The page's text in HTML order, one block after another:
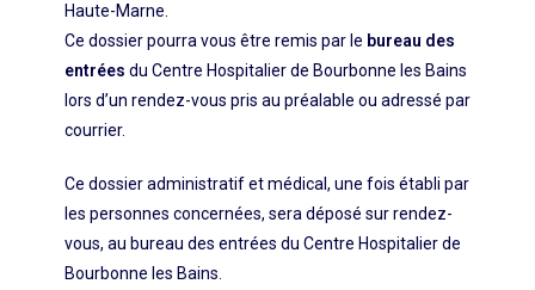
Haute-Marne.
Ce dossier pourra vous être remis par le bureau des
entrées du Centre Hospitalier de Bourbonne les Bains
lors d’un rendez-vous pris au préalable ou adressé par
courrier.
Ce dossier administratif et médical, une fois établi par
les personnes concernées, sera déposé sur rendez-
vous, au bureau des entrées du Centre Hospitalier de
Bourbonne les Bains.